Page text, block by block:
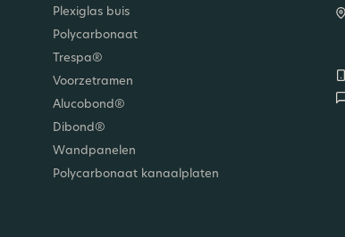
Plexiglas buis
Polycarbonaat
Trespa®
Voorzetramen
Alucobond®
Dibond®
Wandpanelen
Polycarbonaat kanaalplaten